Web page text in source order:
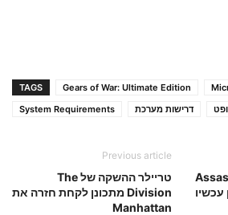
TAGS Gears of War: Ultimate Edition
System Requirements
דרישות מערכת
Previous article
טריילר ההשקה של The
Division מתכונן לקחת חזרה את
Manhattan